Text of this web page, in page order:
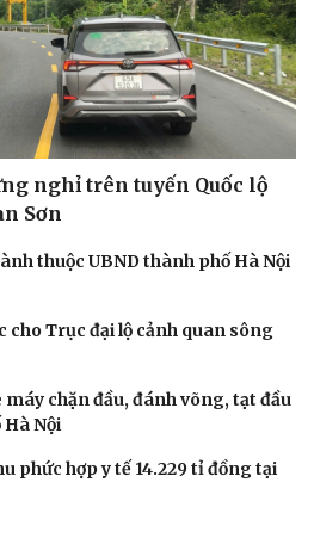
nghỉ trên tuyến Quốc lộ
Sơn
thuộc UBND thành phố Hà Nội
cho Trục đại lộ cảnh quan sông
chặn đầu, đánh võng, tạt đầu
Nội
phức hợp y tế 14.229 tỉ đồng tại